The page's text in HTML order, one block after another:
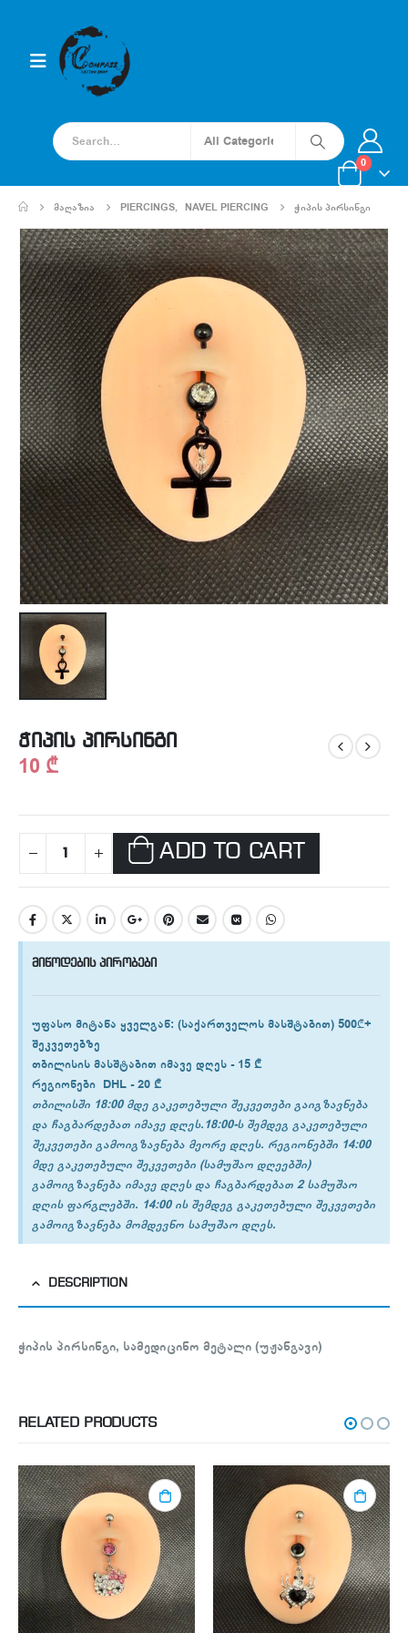
0
ᲛᲐᲦᲐᲖᲘᲐ PIERCINGS, NAVEL PIERCING ᲭᲘᲞᲘᲡ ᲞᲘᲠᲡᲘᲜᲒᲘ
ჭიპის პირსინგი
10 ₾
ADD TO CART
მიწოდების პირობები
უფასო მიტანა ყველგან: (საქართველოს მასშტაბით) 500₾+
შეკვეთებზე
თბილისის მასშტაბით იმავე დღეს -15 ₾
რეგიონები DHL -20 ₾
თბილისში 18:00 მდე გაკეთებული შეკვეთები გაიგზავნება
და ჩაგბარდებათ იმავე დღეს.18:00-ს შემდეგ გაკეთებული
შეკვეთები გამოიგზავნება მეორე დღეს. რეგიონებში 14:00
მდე გაკეთებული შეკვეთები (სამუშაო დღეებში)
გამოიგზავნება იმავე დღეს და ჩაგბარდებათ 2 სამუშაო
დღის ფარგლებში. 14:00 ის შემდეგ გაკეთებული შეკვეთები
გამოიგზავნება მომდევნო სამუშაო დღეს.
DESCRIPTION
ჭიპის პირსინგი, სამედიცინო მეტალი (უჟანგავი)
RELATED PRODUCTS